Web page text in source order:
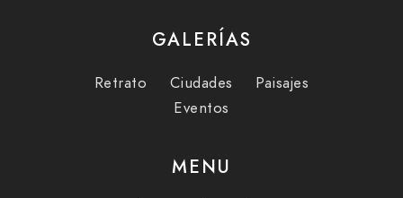
GALERÍAS
Retrato Ciudades
Paisajes
Eventos
MENU